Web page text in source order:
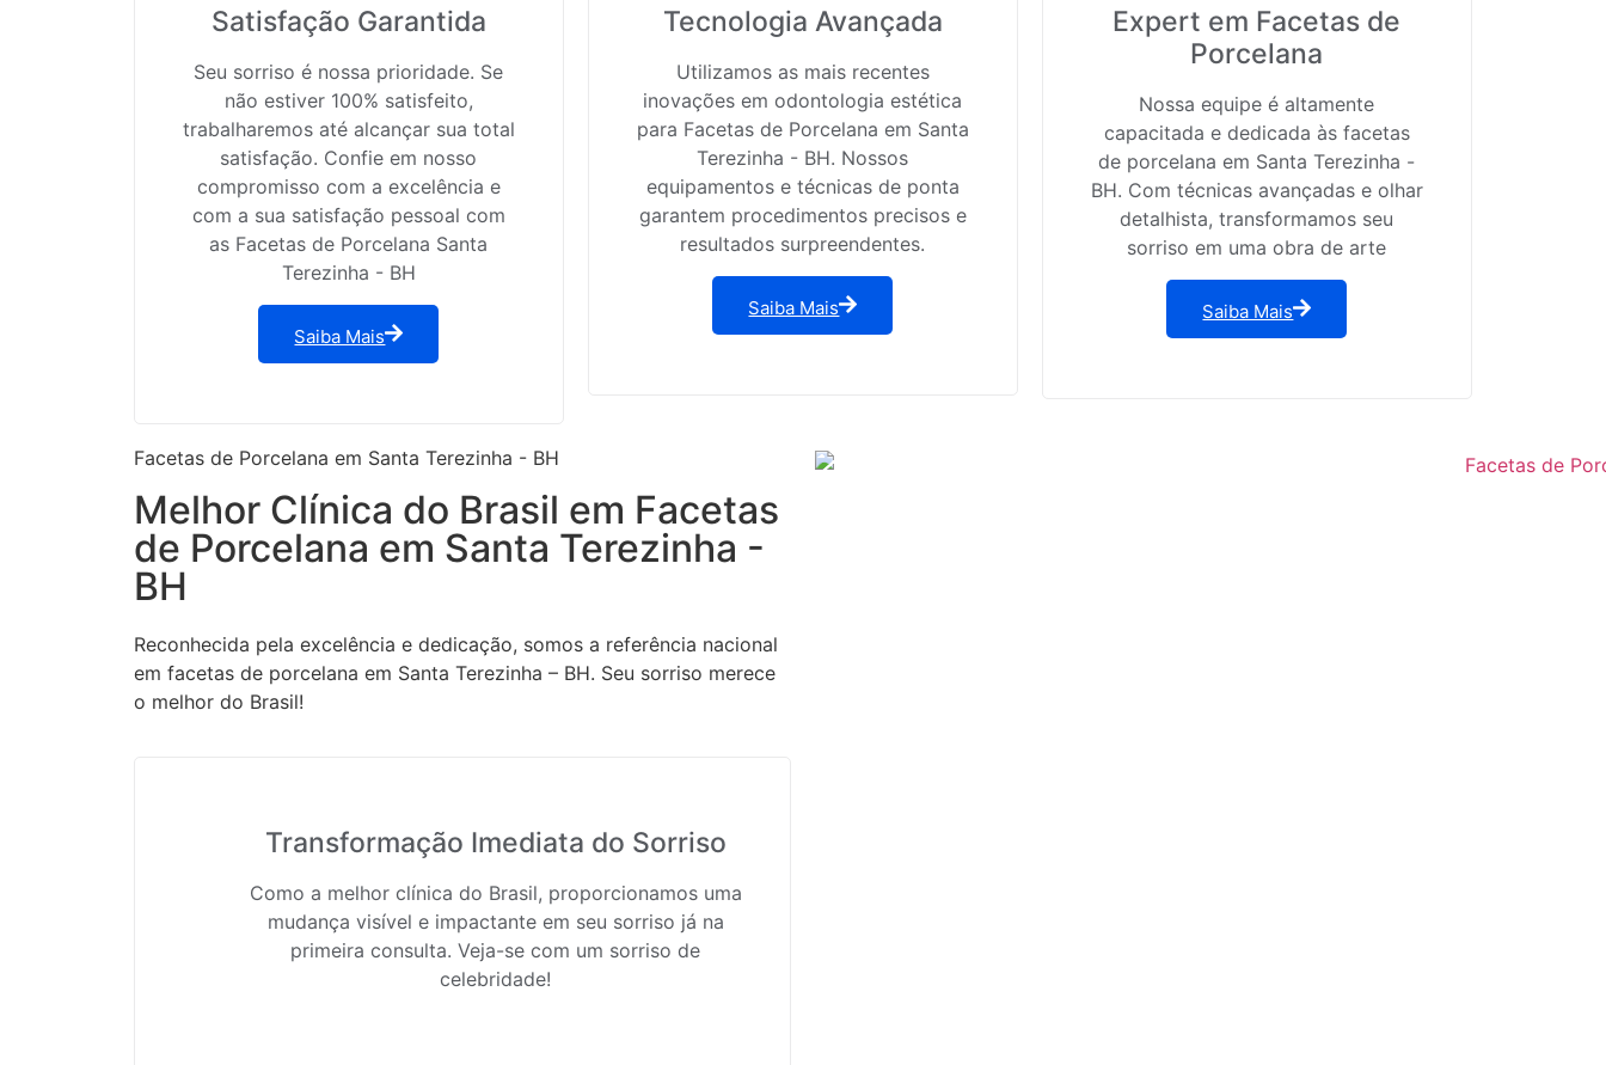
Satisfação Garantida
Seu sorriso é nossa prioridade. Se
não estiver 100% satisfeito,
trabalharemos até alcançar sua total
satisfação. Confie em nosso
compromisso com a excelência e
com a sua satisfação pessoal com
as Facetas de Porcelana Santa
Terezinha - BH
Saiba Mais
Tecnologia Avançada
Utilizamos as mais recentes
inovações em odontologia estética
para Facetas de Porcelana em Santa
Terezinha - BH. Nossos
equipamentos e técnicas de ponta
garantem procedimentos precisos e
resultados surpreendentes.
Saiba Mais
Expert em Facetas de
Porcelana
Nossa equipe é altamente
capacitada e dedicada às facetas
de porcelana em Santa Terezinha -
BH. Com técnicas avançadas e olhar
detalhista, transformamos seu
sorriso em uma obra de arte
Saiba Mais
Facetas de Porcelana em Santa Terezinha - BH
Melhor Clínica do Brasil em Facetas
de Porcelana em Santa Terezinha -
BH
Reconhecida pela excelência e dedicação, somos a referência nacional
em facetas de porcelana em Santa Terezinha – BH. Seu sorriso merece
o melhor do Brasil!
Transformação Imediata do Sorriso
Como a melhor clínica do Brasil, proporcionamos uma
mudança visível e impactante em seu sorriso já na
primeira consulta. Veja-se com um sorriso de
celebridade!